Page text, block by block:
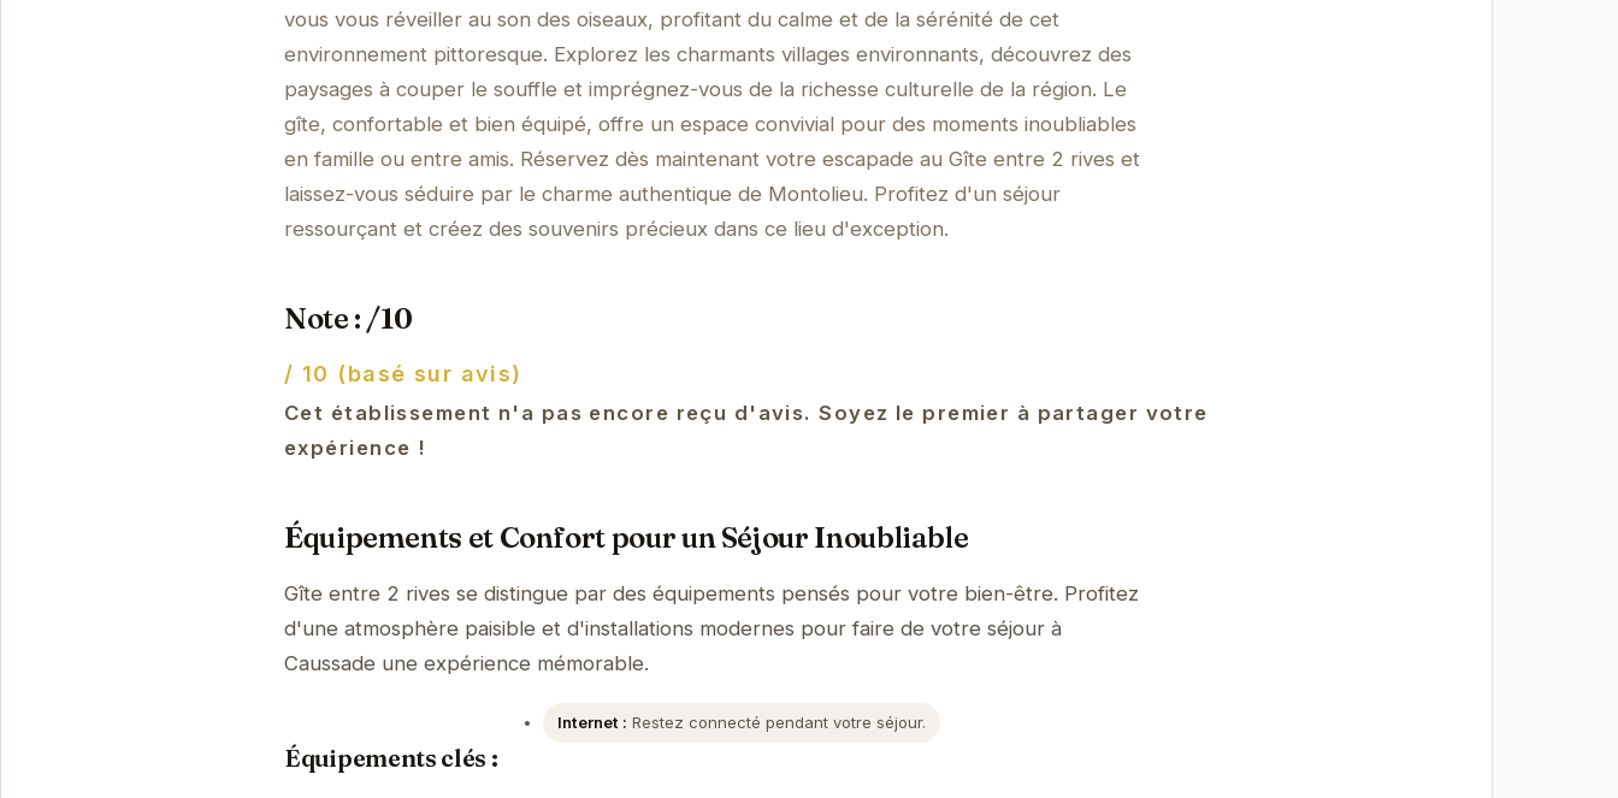
vous vous réveiller au son des oiseaux, profitant du calme et de la sérénité de cet
environnement pittoresque. Explorez les charmants villages environnants, découvrez des
paysages à couper le souffle et imprégnez-vous de la richesse culturelle de la région. Le
gîte, confortable et bien équipé, offre un espace convivial pour des moments inoubliables
en famille ou entre amis. Réservez dès maintenant votre escapade au Gîte entre 2 rives et
laissez-vous séduire par le charme authentique de Montolieu. Profitez d'un séjour
ressourçant et créez des souvenirs précieux dans ce lieu d'exception.
Note : /10
/ 10 (basé sur avis)
Cet établissement n'a pas encore reçu d'avis. Soyez le premier à partager votre
expérience !
Équipements et Confort pour un Séjour Inoubliable
Gîte entre 2 rives se distingue par des équipements pensés pour votre bien-être. Profitez
d'une atmosphère paisible et d'installations modernes pour faire de votre séjour à
Caussade une expérience mémorable.
Équipements clés :
Internet : Restez connecté pendant votre séjour.